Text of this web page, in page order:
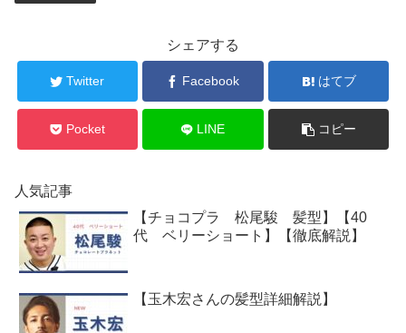
シェアする
Twitter Facebook はてブ
Pocket LINE コピー
人気記事
【チョコプラ 松尾駿 髪型】【40
代 ベリーショート】【徹底解説】
【玉木宏さんの髪型詳細解説】